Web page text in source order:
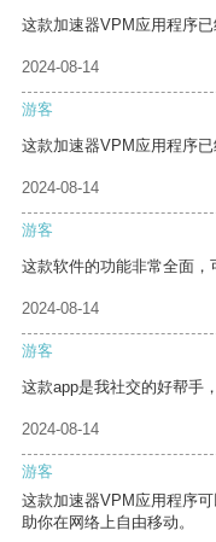
这款加速器VPM应用程序
2024-08-14
游客
这款加速器VPM应用程序
2024-08-14
游客
这款软件的功能非常全面，
2024-08-14
游客
这款app是我社交的好帮手
2024-08-14
游客
这款加速器VPM应用程序
助你在网络上自由移动。